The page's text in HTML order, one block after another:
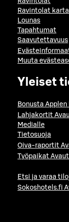
Ravintolat
Lounas
Tapahtumat
Saavutettavuus
Muuta
Yleiset
Bonusta
Lahjakortit
Medialle
Tietosuoja
Oiva-raportit
Työpaikat
Etsi ja varaa
Sokoshotels.fi